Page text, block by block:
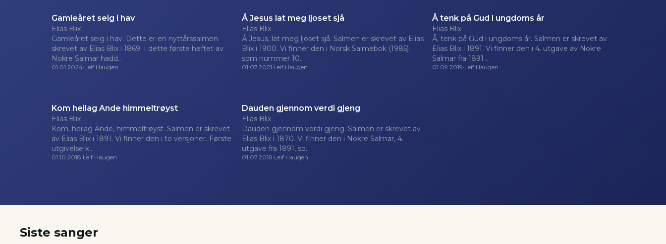
Gamleåret seig i hav
Elias Blix
Gamleåret seig i hav. Dette er en nyttårssalmen
skrevet av Elias Blix i 1869. I dette første heftet av
Nokre Salmar hadd..
01.01.2024·Leif Haugen
Å Jesus lat meg ljoset sjå
Elias Blix
Å Jesus, lat meg ljoset sjå. Salmen er skrevet av Elias
Blix i 1900. Vi finner den i Norsk Salmebok (1985)
som nummer 10..
01.07.2021·Leif Haugen
Å tenk på Gud i ungdoms år
Elias Blix
Å, tenk på Gud i ungdoms år. Salmen er skrevet av
Elias Blix i 1891. Vi finner den i 4. utgave av Nokre
Salmar fra 1891 ..
01.09.2019·Leif Haugen
Kom heilag Ande himmeltrøyst
Elias Blix
Kom, heilag Ande, himmeltrøyst. Salmen er skrevet
av Elias Blix i 1891. Vi finner den i to versjoner. Første
utgivelse k..
01.10.2018·Leif Haugen
Dauden gjennom verdi gjeng
Elias Blix
Dauden gjennom verdi gjeng. Salmen er skrevet av
Elias Blix i 1870. Vi finner den i Nokre Salmar, 4.
utgave fra 1891, so..
01.07.2018·Leif Haugen
Siste sanger